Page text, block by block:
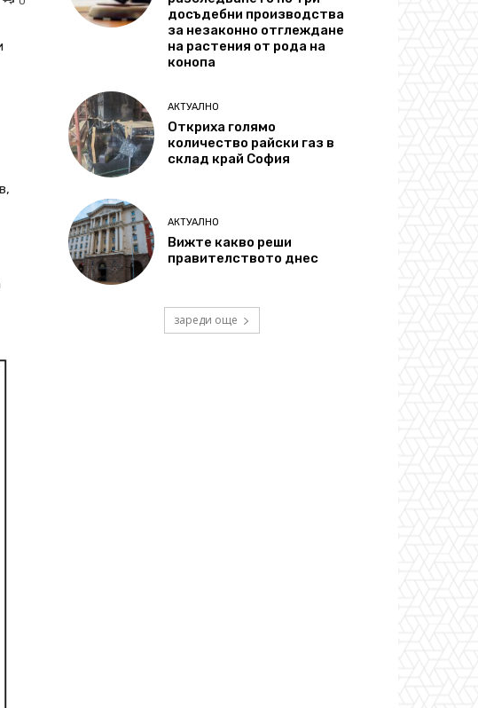
досъдебни производства
за незаконно отглеждане
на растения от рода на
конопа
АКТУАЛНО
Откриха голямо
количество райски газ в
склад край София
АКТУАЛНО
Вижте какво реши
правителството днес
зареди още